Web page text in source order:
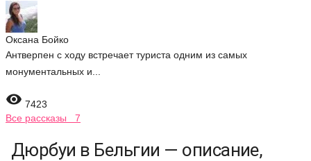
Оксана Бойко
Антверпен с ходу встречает туриста одним из самых
монументальных и...
 7423
Все рассказы 7
Дюрбуи в Бельгии — описание,